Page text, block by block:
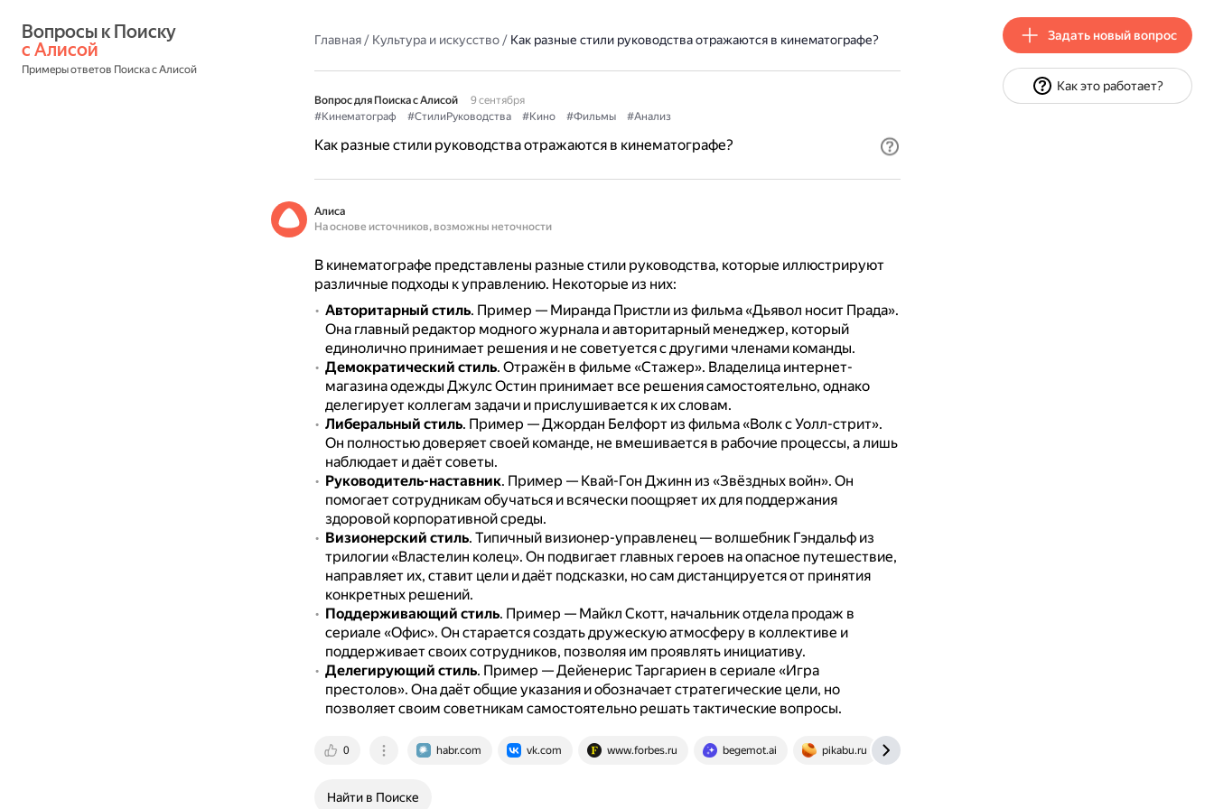
с Алисой
Примеры ответов Поиска с Алисой
Главная/ Культура и искусство/ Как разные стили руководства отражаются в кинематографе?
Вопрос для Поиска с Алисой
9 сентября
#Кинематограф
#СтилиРуководства #Кино #Фильмы #Анализ
Как разные стили руководства отражаются в кинематографе?
Алиса
На основе источников, возможны неточности
В кинематографе представлены разные стили руководства, которые иллюстрируют
различные подходы к управлению. Некоторые из них:
Авторитарный стиль. Пример — Миранда Пристли из фильма «Дьявол носит Прада».
Она главный редактор модного журнала и авторитарный менеджер, который
единолично принимает решения и не советуется с другими членами команды.
Демократический стиль. Отражён в фильме «Стажер». Владелица интернет-
магазина одежды Джулс Остин принимает все решения самостоятельно, однако
делегирует коллегам задачи и прислушивается к их словам.
Либеральный стиль. Пример — Джордан Белфорт из фильма «Волк с Уолл-стрит».
Он полностью доверяет своей команде, не вмешивается в рабочие процессы, а лишь
наблюдает и даёт советы.
Руководитель-наставник. Пример — Квай-Гон Джинн из «Звёздных войн». Он
помогает сотрудникам обучаться и всячески поощряет их для поддержания
здоровой корпоративной среды.
Визионерский стиль. Типичный визионер-управленец — волшебник Гэндальф из
трилогии «Властелин колец». Он подвигает главных героев на опасное путешествие,
направляет их, ставит цели и даёт подсказки, но сам дистанцируется от принятия
конкретных решений.
Поддерживающий стиль. Пример — Майкл Скотт, начальник отдела продаж в
сериале «Офис». Он старается создать дружескую атмосферу в коллективе и
поддерживает своих сотрудников, позволяя им проявлять инициативу.
Делегирующий стиль. Пример — Дейенерис Таргариен в сериале «Игра
престолов». Она даёт общие указания и обозначает стратегические цели, но
позволяет своим советникам самостоятельно решать тактические вопросы.
0 habr.com vk.com www.forbes.ru begemot.ai pikabu.ru
Найти в Поиске
Задать новый вопрос
Как это работает?